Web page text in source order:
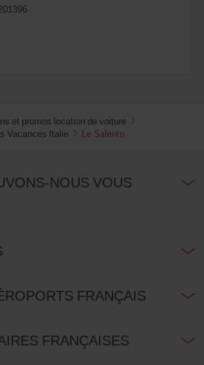
et promos location de voiture
Vacances Italie Le Salento
NOUS VOUS
FRANÇAIS
FRANÇAISES